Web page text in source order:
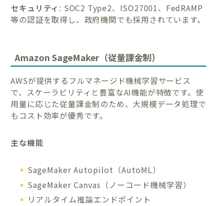
セキュリティ : SOC2 Type2、ISO27001、FedRAMP
等の認証を取得し、政府機関でも採用されています。
Amazon SageMaker（従量課金制）
AWSが提供するフルマネージド機械学習サービス
で、スケーラビリティと豊富なAI機能が特徴です。使
用量に応じた従量課金制のため、大規模データ処理で
もコスト効率が優秀です。
主な機能
SageMaker Autopilot（AutoML）
SageMaker Canvas（ノーコード機械学習）
リアルタイム推論エンドポイント